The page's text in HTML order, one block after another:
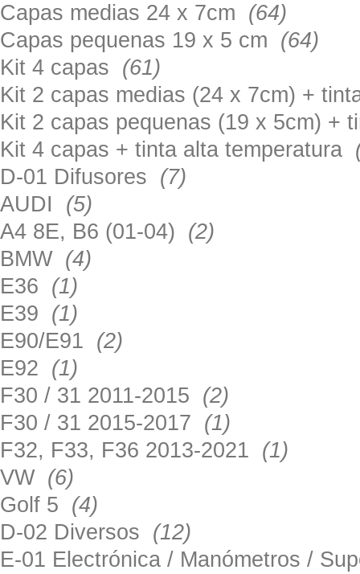
Capas medias 24 x 7cm (64)
Capas pequenas 19 x 5 cm (64)
Kit 4 capas (61)
Kit 2 capas medias (24 x 7cm) +
Kit 2 capas pequenas (19 x 5cm) +
Kit 4 capas + tinta alta temperatura
D-01 Difusores (7)
AUDI (5)
A4 8E, B6 (01-04) (2)
BMW (4)
E36 (1)
E39 (1)
E90/E91 (2)
E92 (1)
F30 / 31 2011-2015 (2)
F30 / 31 2015-2017 (1)
F32, F33, F36 2013-2021 (1)
VW (6)
Golf 5 (4)
D-02 Diversos (12)
E-01 Electrónica / Manómetros /